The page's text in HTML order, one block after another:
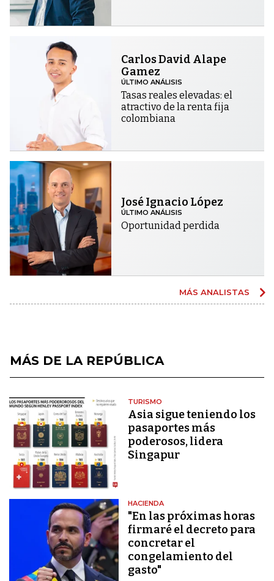
Carlos David Alape
Gamez
ÚLTIMO ANÁLISIS
Tasas reales elevadas: el
atractivo de la renta fija
colombiana
José Ignacio López
ÚLTIMO ANÁLISIS
Oportunidad perdida
MÁS ANALISTAS
MÁS DE LA REPÚBLICA
TURISMO
Asia sigue teniendo los
pasaportes más
poderosos, lidera
Singapur
HACIENDA
"En las próximas horas
firmaré el decreto para
concretar el
congelamiento del
gasto"